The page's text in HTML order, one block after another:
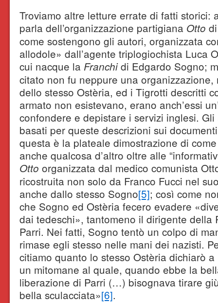
Troviamo altre letture errate di fatti storici:
parla dell’organizzazione partigiana Otto
come sostengono gli autori, organizzata
allodole» dall’agente triplogiochista Luca
cui nacque la Franchidi Edgardo Sogno;
citato non fu neppure una
dello stesso Ostèria, ed i Tigrotti descritti
armato non esistevano, erano anch’essi
confondere e depistare i servizi inglesi.
basati per queste descrizioni sui
questa è la plateale dimostrazione di
anche qualcosa d’altro oltre alle
Otto organizzata dal medico comunista
ricostruita non solo da Franco Fucci nel
anche dallo stesso Sogno[5]; così come
che Sogno ed Ostèria fecero evadere
dai tedeschi», tantomeno il dirigente della
Parri. Nei fatti, Sogno tentò un colpo di
rimase egli stesso nelle mani dei nazisti.
citiamo quanto lo stesso Ostèria dichiarò
un mitomane al quale, quando ebbe la
liberazione di Parri (…) bisognava tirare
bella sculacciata»[6].